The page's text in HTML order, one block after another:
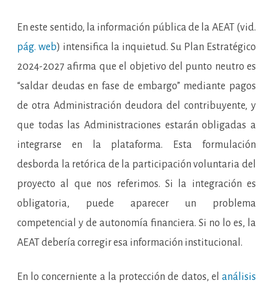
En este sentido, la información pública de la AEAT (vid.
pág. web) intensifica la inquietud. Su Plan Estratégico
2024-2027 afirma que el objetivo del punto neutro es
“saldar deudas en fase de embargo” mediante pagos
de otra Administración deudora del contribuyente, y
que todas las Administraciones estarán obligadas a
integrarse en la plataforma. Esta formulación
desborda la retórica de la participación voluntaria del
proyecto al que nos referimos. Si la integración es
obligatoria, puede aparecer un problema
competencial y de autonomía financiera. Si no lo es, la
AEAT debería corregir esa información institucional.
En lo concerniente a la protección de datos, el análisis